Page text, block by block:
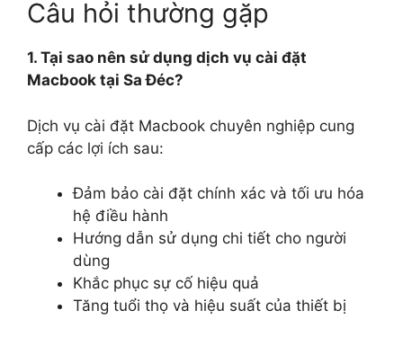
Câu hỏi thường gặp
1. Tại sao nên sử dụng dịch vụ cài đặt
Macbook tại Sa Đéc?
Dịch vụ cài đặt Macbook chuyên nghiệp cung
cấp các lợi ích sau:
Đảm bảo cài đặt chính xác và tối ưu hóa
hệ điều hành
Hướng dẫn sử dụng chi tiết cho người
dùng
Khắc phục sự cố hiệu quả
Tăng tuổi thọ và hiệu suất của thiết bị